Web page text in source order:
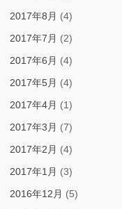
2017年8月 (4)
2017年7月 (2)
2017年6月 (4)
2017年5月 (4)
2017年4月 (1)
2017年3月 (7)
2017年2月 (4)
2017年1月 (3)
2016年12月 (5)